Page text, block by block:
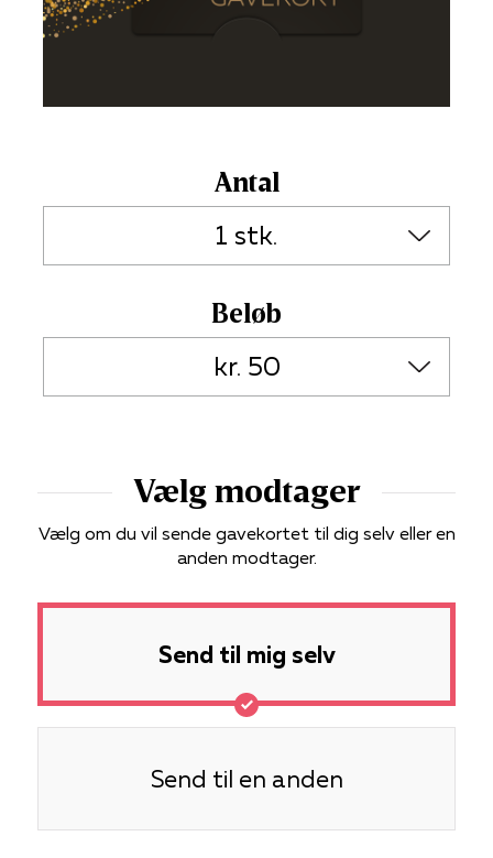
Antal
Beløb
Vælg modtager
Vælg om du vil sende gavekortet til dig selv eller en
anden modtager.
Send til mig selv
Send til en anden